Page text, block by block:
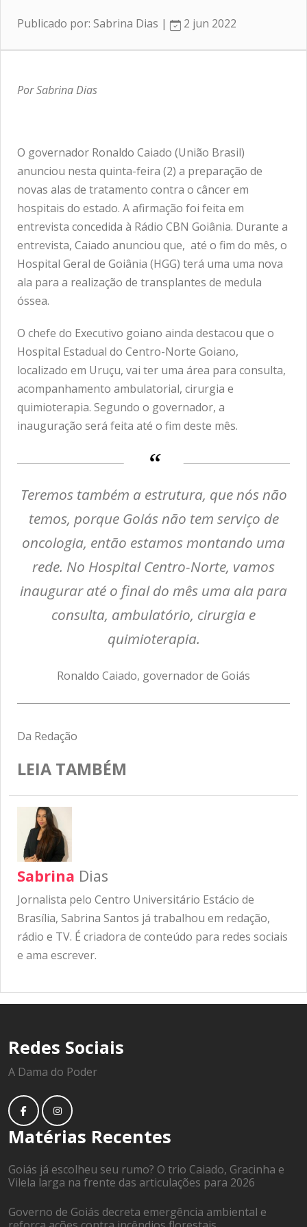
Publicado por: Sabrina Dias | 2 jun 2022
Por Sabrina Dias
O governador Ronaldo Caiado (União Brasil)
anunciou nesta quinta-feira (2) a preparação de
novas alas de tratamento contra o câncer em
hospitais do estado. A afirmação foi feita em
entrevista concedida à Rádio CBN Goiânia. Durante a
entrevista, Caiado anunciou que, até o fim do mês, o
Hospital Geral de Goiânia (HGG) terá uma uma nova
ala para a realização de transplantes de medula
óssea.
O chefe do Executivo goiano ainda destacou que o
Hospital Estadual do Centro-Norte Goiano,
localizado em Uruçu, vai ter uma área para consulta,
acompanhamento ambulatorial, cirurgia e
quimioterapia. Segundo o governador, a
inauguração será feita até o fim deste mês.
Teremos também a estrutura, que nós não
temos, porque Goiás não tem serviço de
oncologia, então estamos montando uma
rede. No Hospital Centro-Norte, vamos
inaugurar até o final do mês uma ala para
consulta, ambulatório, cirurgia e
quimioterapia.
Ronaldo Caiado, governador de Goiás
Da Redação
LEIA TAMBÉM
Sabrina Dias
Jornalista pelo Centro Universitário Estácio de
Brasília, Sabrina Santos já trabalhou em redação,
rádio e TV. É criadora de conteúdo para redes sociais
e ama escrever.
Redes Sociais
A Dama do Poder
Matérias Recentes
Goiás já escolheu seu rumo? O trio Caiado, Gracinha e
Vilela larga na frente das articulações para 2026
Governo de Goiás decreta emergência ambiental e